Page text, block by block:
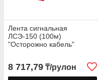
Лента сигнальная
ЛСЭ-150 (100м)
"Осторожно кабель"
8 717,79 ₸/рулон